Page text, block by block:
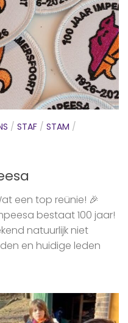
/ STAF / STAM /
een top reünie! 🎉
bestaat 100 jaar!
natuurlijk niet
en huidige leden